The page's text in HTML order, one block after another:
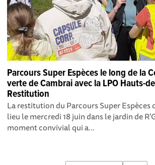
Parcours Super Espèces le long de la
verte de Cambrai avec la LPO Hauts-
Restitution
La restitution du Parcours Super Espèces
lieu le mercredi 18 juin dans le jardin de
moment convivial qui a...